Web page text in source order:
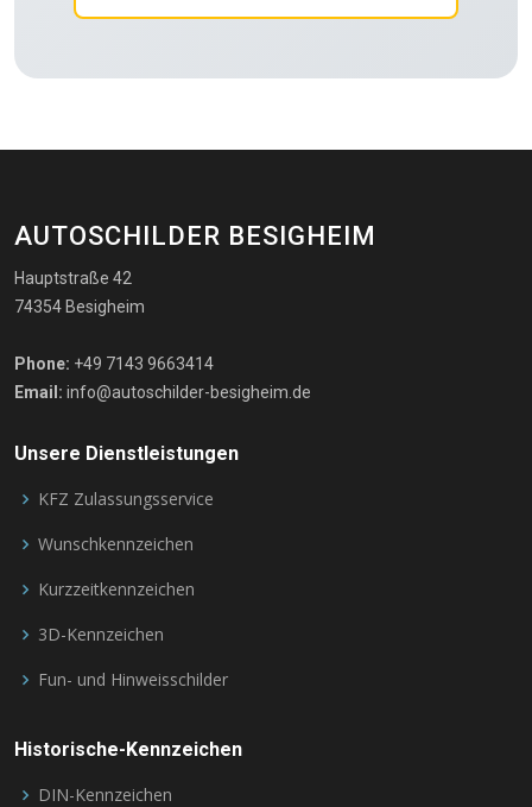
AUTOSCHILDER BESIGHEIM
Hauptstraße 42
74354 Besigheim
Phone: +49 7143 9663414
Email: info@autoschilder-besigheim.de
Unsere Dienstleistungen
KFZ Zulassungsservice
Wunschkennzeichen
Kurzzeitkennzeichen
3D-Kennzeichen
Fun- und Hinweisschilder
Historische-Kennzeichen
DIN-Kennzeichen